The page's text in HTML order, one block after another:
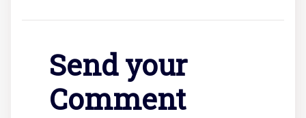
Send your
Comment